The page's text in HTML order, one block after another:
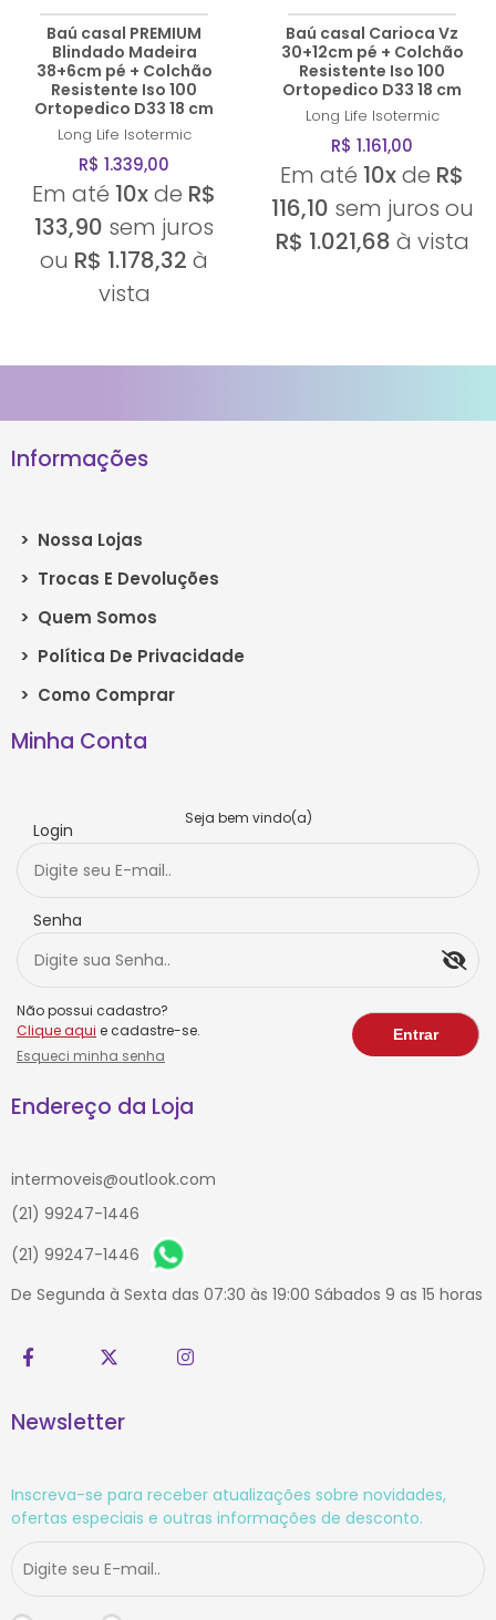
Baú casal PREMIUM
Blindado Madeira
38+6cm pé + Colchão
Resistente Iso 100
Ortopedico D33 18 cm
Long Life Isotermic
R$ 1.339,00
Em até 10xde R$
133,90 sem juros
ou R$ 1.178,32 à
vista
Baú casal Carioca Vz
30+12cm pé + Colchão
Resistente Iso 100
Ortopedico D33 18 cm
Long Life Isotermic
R$ 1.161,00
Em até 10xde R$
116,10 sem juros ou
R$ 1.021,68 à vista
Informações
> Nossa Lojas
> Trocas E Devoluções
> Quem Somos
> Política De Privacidade
> Como Comprar
Minha Conta
Seja bem vindo(a)
Login
Senha
Não possui cadastro?
Clique aqui e cadastre-se.
Esqueci minha senha
Endereço da Loja
intermoveis@outlook.com
(21) 99247-1446
(21) 99247-1446
De Segunda à Sexta das 07:30 às 19:00 Sábados 9 as 15 horas
Newsletter
Inscreva-se para receber atualizações sobre novidades,
ofertas especiais e outras informações de desconto.